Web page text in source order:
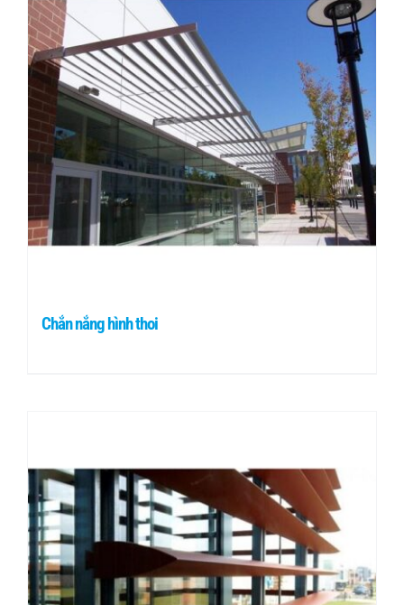
Tin tức
Liên hệ
Chắn nắng hình thoi